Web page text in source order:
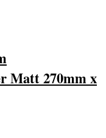
Matt 270mm x